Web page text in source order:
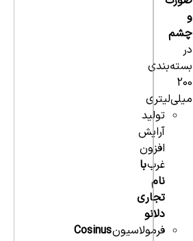
و
چشم
در
بسته‌بندی
200
میلی‌لیتری
تولید
آرایش
افزون
غرببا
نام
تجاری
دلانو
فرمولاسیونCosinus